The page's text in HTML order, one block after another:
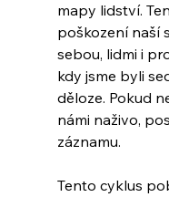
mapy lidství.
poškození naší
sebou, lidmi i
kdy jsme byli
děloze. Pokud
námi naživo,
záznamu.
Tento cyklus